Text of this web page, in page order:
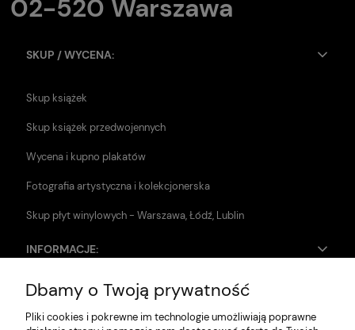
02-520 Warszawa
SKUP / WYCENA:
Skup książek
Skup książek przedwojennych
Wycena i kupno plakatów
Fotografia artystyczna i kolekcjonerska
Skup płyt winylowych - Warszawa, Łódź, Lublin
INFORMACJE:
Zwroty i reklamacje
Dane firmy
Dbamy o Twoją prywatność
Pliki cookies i pokrewne im technologie umożliwiają poprawne